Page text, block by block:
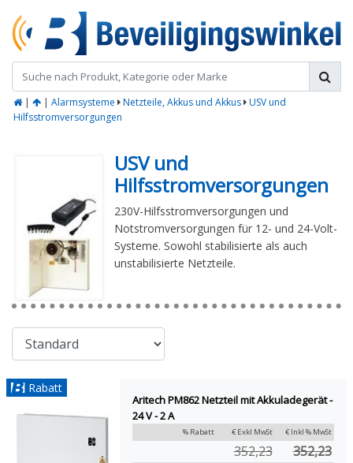
| | Alarmsysteme Netzteile, Akkus und Akkus USV und
Hilfsstromversorgungen
USV und
Hilfsstromversorgungen
230V-Hilfsstromversorgungen und
Notstromversorgungen für 12- und 24-Volt-
Systeme. Sowohl stabilisierte als auch
unstabilisierte Netzteile.
Rabatt
Aritech PM862 Netzteil mit Akkuladegerät -
24 V - 2 A
% Rabatt € Exkl MwSt € Inkl % MwSt
352,23 352,23